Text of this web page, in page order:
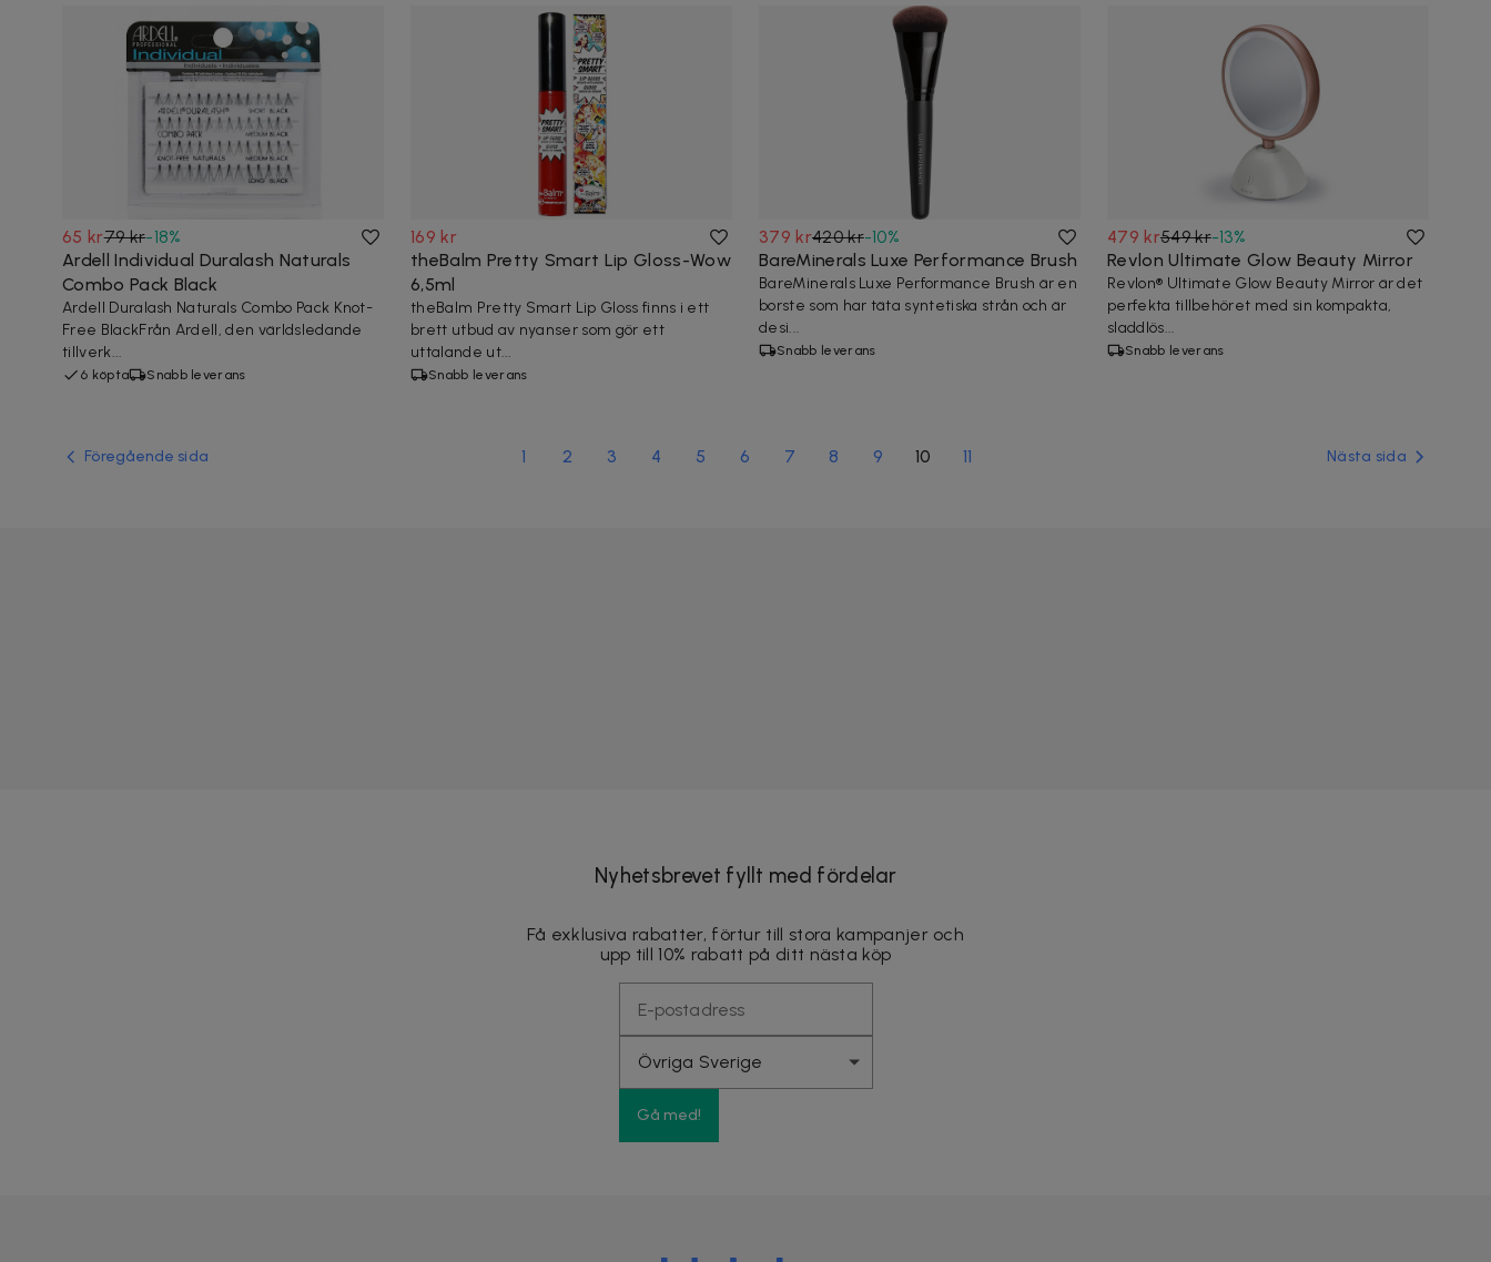
65 kr79 kr-18%
Ardell Individual Duralash Naturals
Combo Pack Black
Ardell Duralash Naturals Combo Pack Knot-
Free BlackFrån Ardell, den världsledande
tillverk...
6 köpta Snabb leverans
169 kr
theBalm Pretty Smart Lip Gloss-Wow
6,5ml
theBalm Pretty Smart Lip Gloss finns i ett
brett utbud av nyanser som gör ett
uttalande ut...
Snabb leverans
379 kr420 kr-10%
BareMinerals Luxe Performance Brush
BareMinerals Luxe Performance Brush är en
borste som har täta syntetiska strån och är
desi...
Snabb leverans
479 kr549 kr-13%
Revlon Ultimate Glow Beauty Mirror
Revlon® Ultimate Glow Beauty Mirror är det
perfekta tillbehöret med sin kompakta,
sladdlös...
Snabb leverans
Föregående sida 1 2 3 4 5 6 7 8 9 10 11 Nästa sida
Nyhetsbrevet fyllt med fördelar
Få exklusiva rabatter, förtur till stora kampanjer och
upp till 10% rabatt på ditt nästa köp
Gå med!